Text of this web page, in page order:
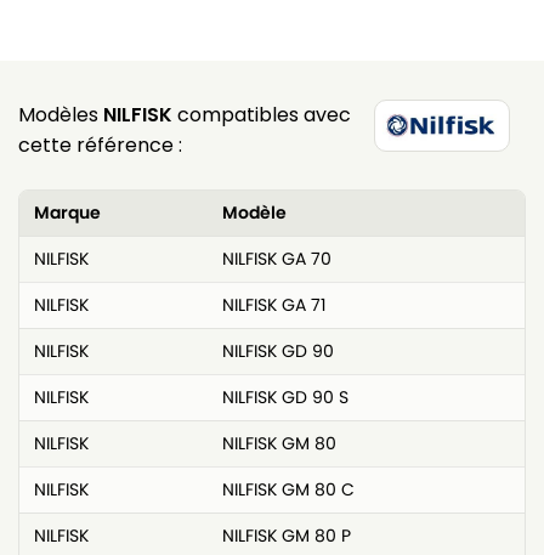
Modèles NILFISK compatibles avec
cette référence :
Marque
Modèle
NILFISK
NILFISK GA 70
NILFISK
NILFISK GA 71
NILFISK
NILFISK GD 90
NILFISK
NILFISK GD 90 S
NILFISK
NILFISK GM 80
NILFISK
NILFISK GM 80 C
NILFISK
NILFISK GM 80 P